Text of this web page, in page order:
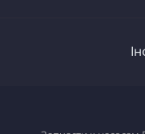
Запчастини
Запчастини до